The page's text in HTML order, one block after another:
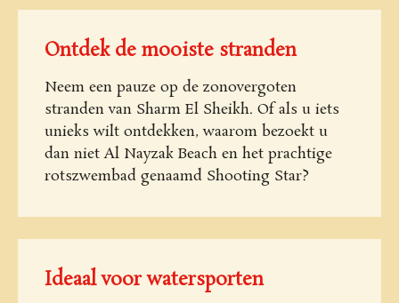
Ontdek de mooiste stranden
Neem een pauze op de zonovergoten
stranden van Sharm El Sheikh. Of als u iets
unieks wilt ontdekken, waarom bezoekt u
dan niet Al Nayzak Beach en het prachtige
rotszwembad genaamd Shooting Star?
Ideaal voor watersporten